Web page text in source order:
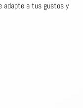
adapte a tus gustos y